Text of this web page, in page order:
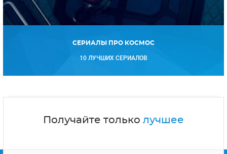
СЕРИАЛЫ ПРО КОСМОС
10 ЛУЧШИХ СЕРИАЛОВ
Получайте только лучшее